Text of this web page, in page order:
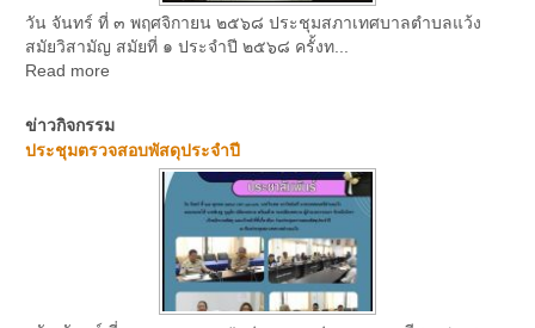
วัน จันทร์ ที่ ๓ พฤศจิกายน ๒๕๖๘ ประชุมสภาเทศบาลตำบลแว้ง
สมัยวิสามัญ สมัยที่ ๑ ประจำปี ๒๕๖๘ ครั้งท...
Read more
ข่าวกิจกรรม
ประชุมตรวจสอบพัสดุประจำปี